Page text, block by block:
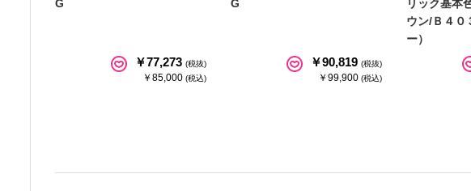
G
￥77,273 (税抜)
￥85,000 (税込)
G
￥90,819 (税抜)
￥99,900 (税込)
リック基本
ウン/Ｂ４０
ー）